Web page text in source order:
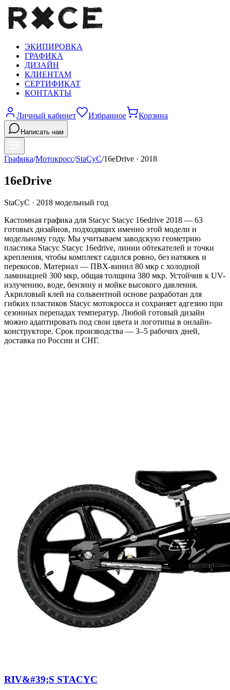
ЭКИПИРОВКА
ГРАФИКА
ДИЗАЙН
КЛИЕНТАМ
СЕРТИФИКАТ
КОНТАКТЫ
Личный кабинет Избранное Корзина
Написать нам
Графика/Мотокросс/StaCyC/16eDrive · 2018
16eDrive
StaCyC · 2018 модельный год
Кастомная графика для Stacyc Stacyc 16edrive 2018 — 63
готовых дизайнов, подходящих именно этой модели и
модельному году. Мы учитываем заводскую геометрию
пластика Stacyc Stacyc 16edrive, линии обтекателей и точки
крепления, чтобы комплект садился ровно, без натяжек и
перекосов. Материал — ПВХ-винил 80 мкр с холодной
ламинацией 300 мкр, общая толщина 380 мкр. Устойчив к UV-
излучению, воде, бензину и мойке высокого давления.
Акриловый клей на сольвентной основе разработан для
гибких пластиков Stacyc мотокросса и сохраняет адгезию при
сезонных перепадах температур. Любой готовый дизайн
можно адаптировать под свои цвета и логотипы в онлайн-
конструкторе. Срок производства — 3–5 рабочих дней,
доставка по России и СНГ.
RIV&#39;S STACYC